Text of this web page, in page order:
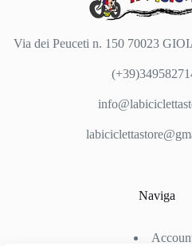
Via dei Peuceti n. 150 70023
Naviga